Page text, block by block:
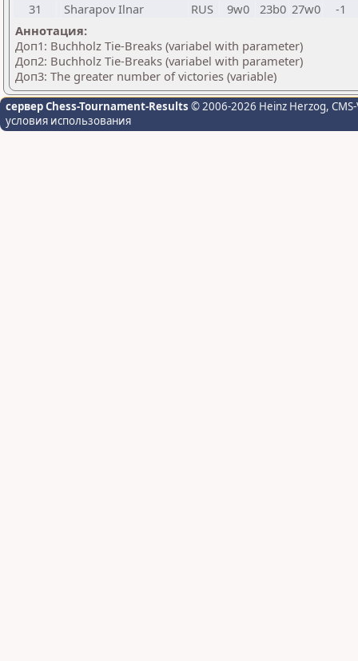
31
Sharapov Ilnar RUS 9w0 23b0 27w0
-1
Аннотация:
Доп1: Buchholz Tie-Breaks (variabel with parameter)
Доп2: Buchholz Tie-Breaks (variabel with parameter)
Доп3: The greater number of victories (variable)
сервер Chess-Tournament-Results © 2006-2026 Heinz Herzog,
условия использования